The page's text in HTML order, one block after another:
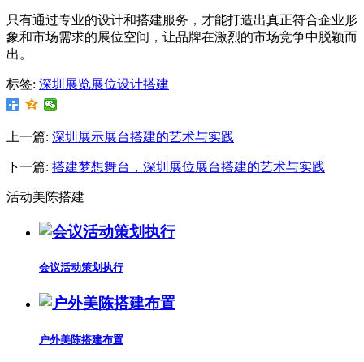
只有通过专业的设计和搭建服务，才能打造出真正符合企业形
象和市场需求的展位空间，让品牌在激烈的市场竞争中脱颖而
出。
标签: 深圳展览展位设计搭建
上一篇: 深圳展示展台搭建的艺术与实践
下一篇: 搭建梦想舞台，深圳展位展台搭建的艺术与实践
活动美陈搭建
会议活动策划执行
户外美陈搭建布置